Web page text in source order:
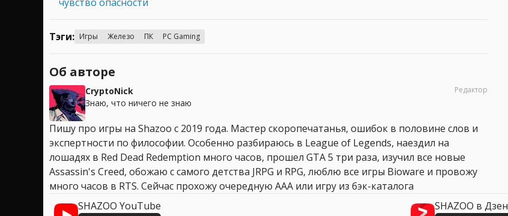
Тэги: Игры Железо ПК PC Gaming
Об авторе
CryptoNick
Знаю, что ничего не знаю
Редактор
Пишу про игры на Shazoo с 2019 года. Мастер скоропечатанья, ошибок в половине слов и
экспертности по философии. Особенно разбираюсь в League of Legends, наездил на
лошадях в Red Dead Redemption много часов, прошел GTA 5 три раза, изучил все новые
Assassin's Creed, обожаю с самого детства JRPG и RPG, люблю все игры Bioware и провожу
много часов в RTS. Сейчас прохожу очередную AAA или игру из бэк-каталога
SHAZOO YouTube
SHAZOO в Дзен